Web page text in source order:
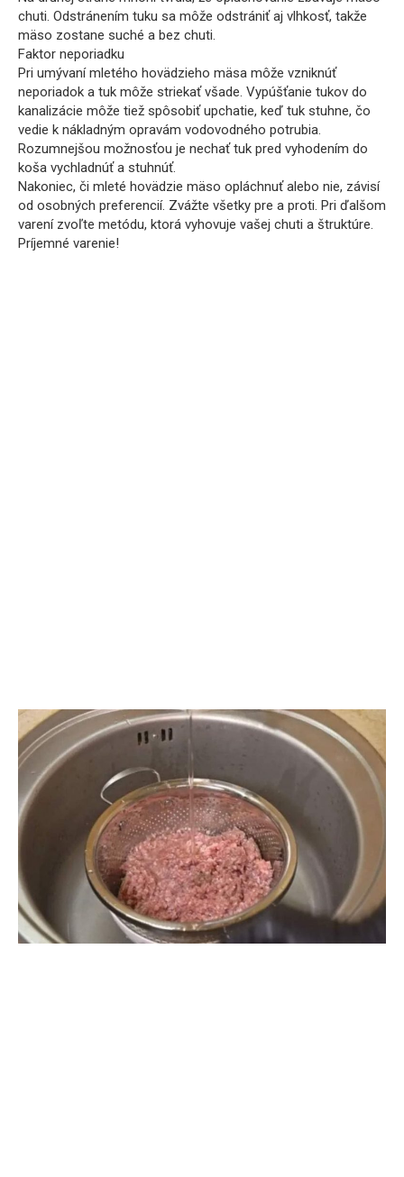
chuti. Odstránením tuku sa môže odstrániť aj vlhkosť, takže
mäso zostane suché a bez chuti.
Faktor neporiadku
Pri umývaní mletého hovädzieho mäsa môže vzniknúť
neporiadok a tuk môže striekať všade. Vypúšťanie tukov do
kanalizácie môže tiež spôsobiť upchatie, keď tuk stuhne, čo
vedie k nákladným opravám vodovodného potrubia.
Rozumnejšou možnosťou je nechať tuk pred vyhodením do
koša vychladnúť a stuhnúť.
Nakoniec, či mleté hovädzie mäso opláchnuť alebo nie, závisí
od osobných preferencií. Zvážte všetky pre a proti. Pri ďalšom
varení zvoľte metódu, ktorá vyhovuje vašej chuti a štruktúre.
Príjemné varenie!